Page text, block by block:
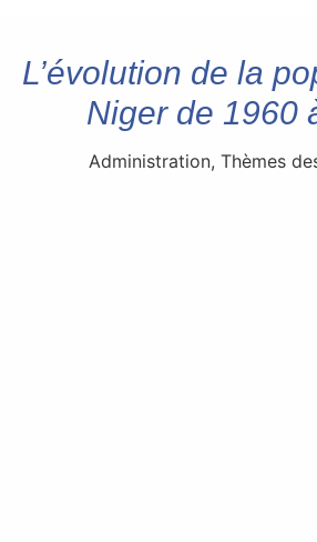
L’évolution de la
Niger de 1960
Administration, Thèmes